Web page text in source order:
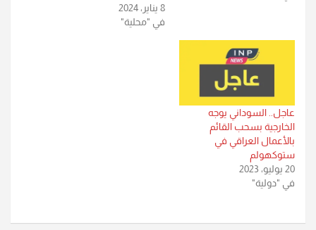
8 يناير، 2024
في "محلية"
عاجل.. السوداني يوجه
الخارجية بسحب القائم
بالأعمال العراقي في
ستوكهولم
20 يوليو، 2023
في "دولية"